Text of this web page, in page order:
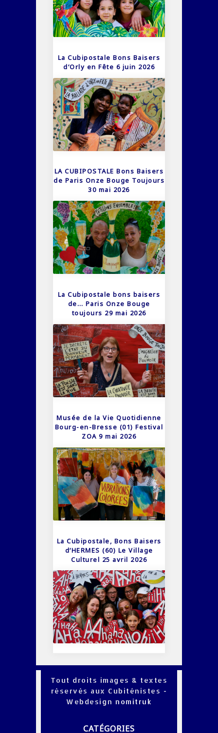
La Cubipostale Bons Baisers
d’Orly en Fête 6 juin 2026
LA CUBIPOSTALE Bons Baisers
de Paris Onze Bouge Toujours
30 mai 2026
La Cubipostale bons baisers
de… Paris Onze Bouge
toujours 29 mai 2026
Musée de la Vie Quotidienne
Bourg-en-Bresse (01) Festival
ZOA 9 mai 2026
La Cubipostale, Bons Baisers
d’HERMES (60) Le Village
Culturel 25 avril 2026
Tout droits images & textes
réservés aux Cubiténistes -
Webdesign nomitruk
CATÉGORIES